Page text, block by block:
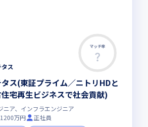
マッチ率
ス
ス(東証プライム／ニトリHDと
宅再生ビジネスで社会貢献)
ニア、インフラエンジニア
万円
正社員